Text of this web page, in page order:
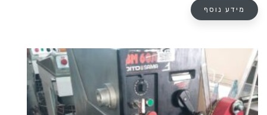
מידע נוסף